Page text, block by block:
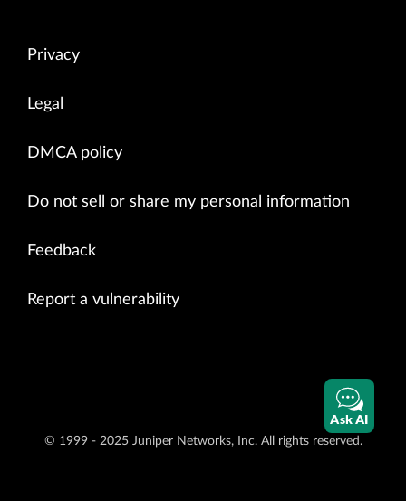
Privacy
Legal
DMCA policy
Do not sell or share my personal information
Feedback
Report a vulnerability
© 1999 - 2025 Juniper Networks, Inc. All rights reserved.
Ask AI